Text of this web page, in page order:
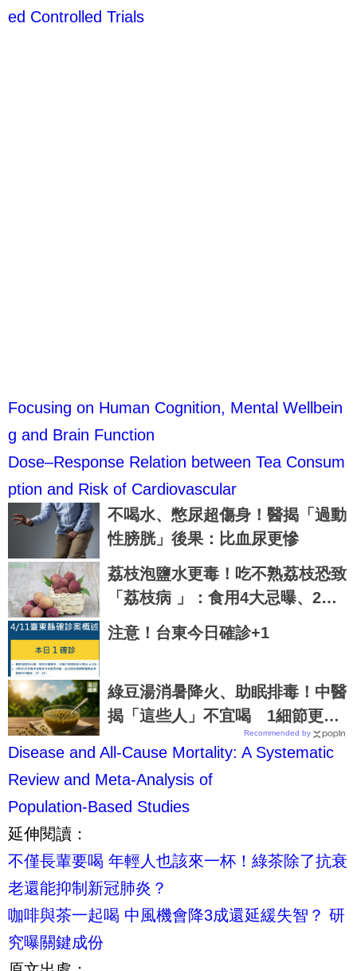
ed Controlled Trials
Focusing on Human Cognition, Mental Wellbein
g and Brain Function
Dose–Response Relation between Tea Consum
ption and Risk of Cardiovascular
不喝水、憋尿超傷身！醫揭「過動
性膀胱」後果：比血尿更慘
荔枝泡鹽水更毒！吃不熟荔枝恐致
「荔枝病 」：食用4大忌曝、2病
患慎食
注意！台東今日確診+1
綠豆湯消暑降火、助眠排毒！中醫
揭「這些人」不宜喝 1細節更要
Recommended by
Disease and All-Cause Mortality: A Systematic
Review and Meta-Analysis of
Population-Based Studies
延伸閱讀：
不僅長輩要喝 年輕人也該來一杯！綠茶除了抗衰
老還能抑制新冠肺炎？
咖啡與茶一起喝 中風機會降3成還延緩失智？ 研
究曝關鍵成份